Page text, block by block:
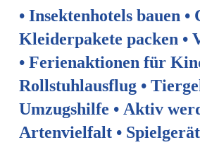
• Insektenhotels bauen •
Kleiderpakete packen •
• Ferienaktionen für
Rollstuhlausflug •
Umzugshilfe • Aktiv
Artenvielfalt •